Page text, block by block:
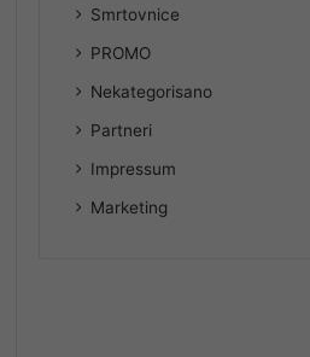
Smrtovnice
PROMO
Nekategorisano
Partneri
Impressum
Marketing